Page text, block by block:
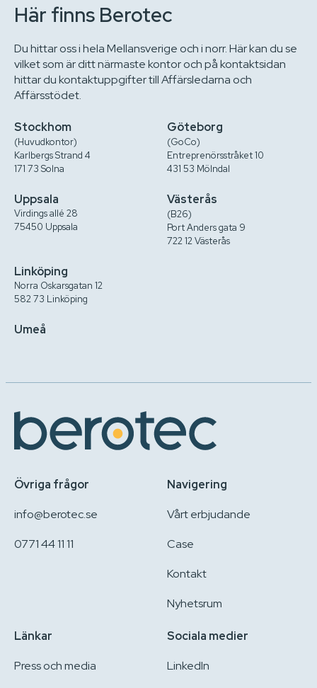
Här finns Berotec
Du hittar oss i hela Mellansverige och i norr. Här kan du se
vilket som är ditt närmaste kontor och på kontaktsidan
hittar du kontaktuppgifter till Affärsledarna och
Affärsstödet.
Stockhom
(Huvudkontor)
Karlbergs Strand 4
171 73 Solna
Uppsala
Virdings allé 28
75450 Uppsala
Göteborg
(GoCo)
Entreprenörsstråket 10
431 53 Mölndal
Västerås
(B26)
Port Anders gata 9
722 12 Västerås
Linköping
Norra Oskarsgatan 12
582 73 Linköping
Umeå
Övriga frågor
info@berotec.se
0771 44 11 11
Navigering
Vårt erbjudande
Case
Kontakt
Nyhetsrum
Länkar
Press och media
Sociala medier
LinkedIn